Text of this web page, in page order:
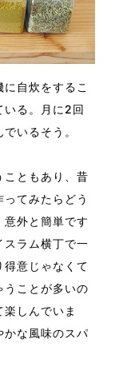
自炊をするこ
いる。月に2回
いるそう。
こともあり、昔
てみたらどう
外と簡単です
スラム横丁で一
意じゃなくて
うことが多いの
しんでいま
かな風味のスパ